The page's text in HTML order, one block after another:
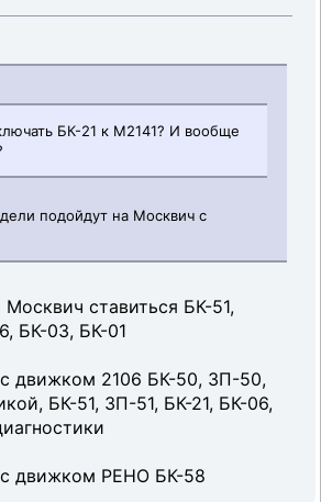
БК-21 к М2141? И вообще
подойдут на Москвич с
ставиться БК-51,
БК-03, БК-01
движком 2106 БК-50, ЗП-50,
БК-51, ЗП-51, БК-21, БК-06,
движком РЕНО БК-58